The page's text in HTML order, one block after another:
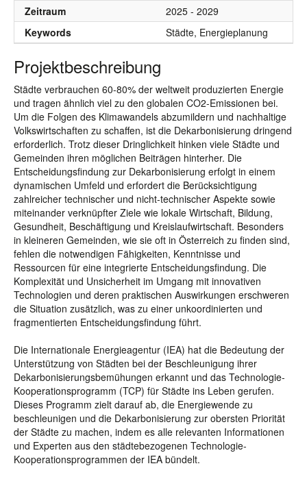
Zeitraum
2025 - 2029
Keywords
Städte, Energieplanung
Projektbeschreibung
Städte verbrauchen 60-80% der weltweit produzierten Energie
und tragen ähnlich viel zu den globalen CO2-Emissionen bei.
Um die Folgen des Klimawandels abzumildern und nachhaltige
Volkswirtschaften zu schaffen, ist die Dekarbonisierung dringend
erforderlich. Trotz dieser Dringlichkeit hinken viele Städte und
Gemeinden ihren möglichen Beiträgen hinterher. Die
Entscheidungsfindung zur Dekarbonisierung erfolgt in einem
dynamischen Umfeld und erfordert die Berücksichtigung
zahlreicher technischer und nicht-technischer Aspekte sowie
miteinander verknüpfter Ziele wie lokale Wirtschaft, Bildung,
Gesundheit, Beschäftigung und Kreislaufwirtschaft. Besonders
in kleineren Gemeinden, wie sie oft in Österreich zu finden sind,
fehlen die notwendigen Fähigkeiten, Kenntnisse und
Ressourcen für eine integrierte Entscheidungsfindung. Die
Komplexität und Unsicherheit im Umgang mit innovativen
Technologien und deren praktischen Auswirkungen erschweren
die Situation zusätzlich, was zu einer unkoordinierten und
fragmentierten Entscheidungsfindung führt.
Die Internationale Energieagentur (IEA) hat die Bedeutung der
Unterstützung von Städten bei der Beschleunigung ihrer
Dekarbonisierungsbemühungen erkannt und das Technologie-
Kooperationsprogramm (TCP) für Städte ins Leben gerufen.
Dieses Programm zielt darauf ab, die Energiewende zu
beschleunigen und die Dekarbonisierung zur obersten Priorität
der Städte zu machen, indem es alle relevanten Informationen
und Experten aus den städtebezogenen Technologie-
Kooperationsprogrammen der IEA bündelt.